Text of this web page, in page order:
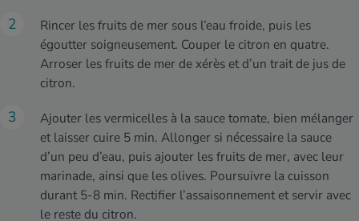
Rincer les fruits de mer sous l’eau froide, puis les
égoutter soigneusement. Couper le citron en quatre.
Arroser les fruits de mer de xérès et d’un trait de jus de
citron.
Ajouter les vermicelles à la sauce tomate, bien mélanger
et laisser cuire 5 min. Allonger si nécessaire la sauce
d’un peu d’eau, puis ajouter les fruits de mer, avec leur
marinade, ainsi que les olives. Poursuivre la cuisson
durant 5-8 min. Rectifier l’assaisonnement et servir avec
le reste du citron.